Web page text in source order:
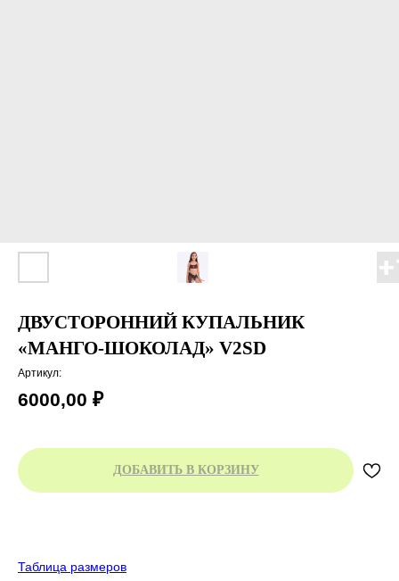
ДВУСТОРОННИЙ КУПАЛЬНИК
«МАНГО-ШОКОЛАД» V2SD
Артикул:
6000,00 ₽
ДОБАВИТЬ В КОРЗИНУ
Таблица размеров